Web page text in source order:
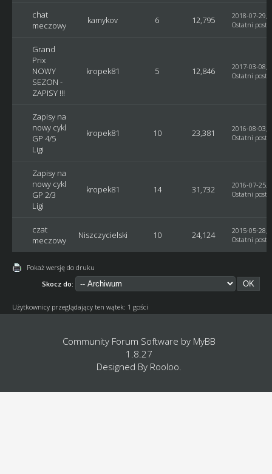
chat
meczowy
kamykov 6 12,795
2018-07-29,
Ostatni post
Grand
Prix
NOWY
SEZON -
ZAPISY !!!
kropek81 5 12,846
2017-03-08,
Ostatni post
Zapisy na
nowy cykl
GP 4/5
Ligi
kropek81 10 23,381
2016-08-03,
Ostatni post
Zapisy na
nowy cykl
GP 2/3
Ligi
kropek81 14 31,732
2016-07-25,
Ostatni post
czat
meczowy
Niszczycielski 10 24,124
2015-05-28,
Ostatni post
Pokaż wersję do druku
Skocz do:
Użytkownicy przeglądający ten wątek: 1 gości
Community Forum Software by MyBB
1.8.27
Designed By Rooloo